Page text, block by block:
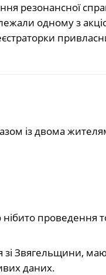
резонансної
одному з
із двома
проведення
зі Звягельщини,
даних.